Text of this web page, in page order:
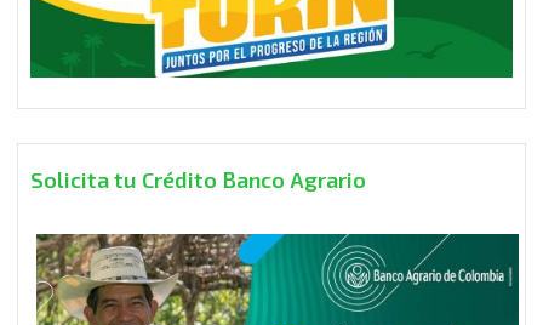
Solicita tu Crédito Banco Agrario